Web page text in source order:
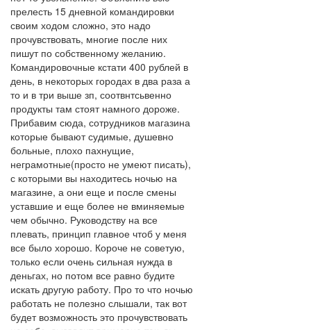
прелесть 15 дневной командировки
своим ходом сложно, это надо
прочувствовать, многие после них
пишут по собственному желанию.
Командировочные кстати 400 рублей в
день, в некоторых городах в два раза а
то и в три выше зп, соотвнтсьвенно
продукты там стоят намного дороже.
Прибавим сюда, сотрудников магазина
которые бывают судимые, душевно
больные, плохо пахнущие,
неграмотные(просто не умеют писать),
с которыми вы находитесь ночью на
магазине, а они еще и после смены
уставшие и еще более не вминяемые
чем обычно. Руководству на все
плевать, принцип главное чтоб у меня
все было хорошо. Короче не советую,
только если очень сильная нужда в
деньгах, но потом все равно будите
искать другую работу. Про то что ночью
работать не полезно слышали, так вот
будет возможность это прочувствовать